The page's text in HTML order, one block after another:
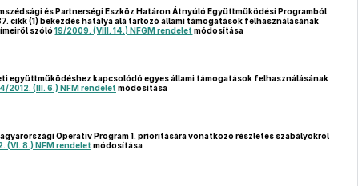
és Partnerségi Eszköz Határon Átnyúló Együttműködési Programból
cikk (1) bekezdés hatálya alá tartozó állami támogatások felhasználásának
szóló19/2009. (VIII. 14.) NFGM rendelet módosítása
együttműködéshez kapcsolódó egyes állami támogatások felhasználásának
2012. (III. 6.) NFM rendelet módosítása
Operatív Program 1. prioritására vonatkozó részletes szabályokról
(VI. 8.) NFM rendelet módosítása